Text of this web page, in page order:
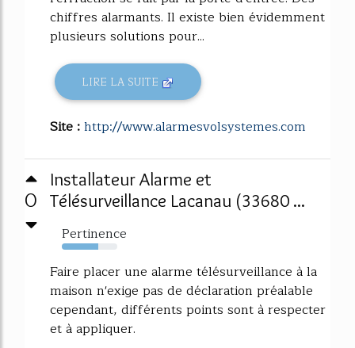
chiffres alarmants. Il existe bien évidemment
plusieurs solutions pour...
LIRE LA SUITE
Site :http://www.alarmesvolsystemes.com
0
Installateur Alarme et
Télésurveillance Lacanau (33680 ...
Pertinence
65%
Faire placer une alarme télésurveillance à la
maison n'exige pas de déclaration préalable
cependant, différents points sont à respecter
et à appliquer.